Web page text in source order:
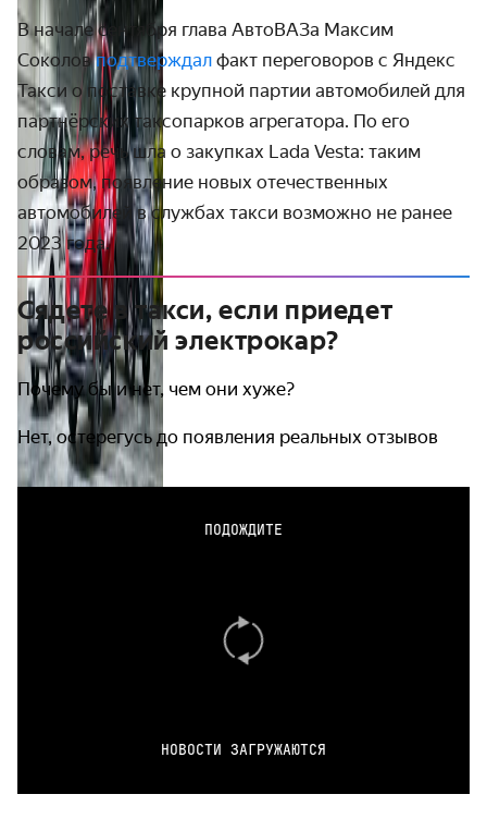
В начале сентября глава АвтоВАЗа Максим
Соколовподтверждал факт переговоров с Яндекс
Такси о поставке крупной партии автомобилей для
партнёрских таксопарков агрегатора. По его
словам, речь шла о закупках Lada Vesta: таким
образом, появление новых отечественных
автомобилей в службах такси возможно не ранее
2023 года.
Сядете в такси, если приедет
российский электрокар?
Почему бы и нет, чем они хуже?
Нет, остерегусь до появления реальных отзывов
ПОДОЖДИТЕ
НОВОСТИ ЗАГРУЖАЮТСЯ